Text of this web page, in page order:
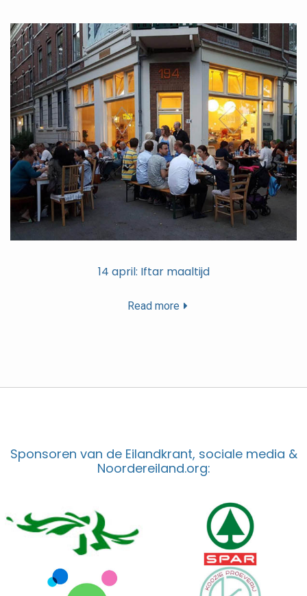
14 april: Iftar maaltijd
Read more
Sponsoren van de Eilandkrant, sociale media &
Noordereiland.org: